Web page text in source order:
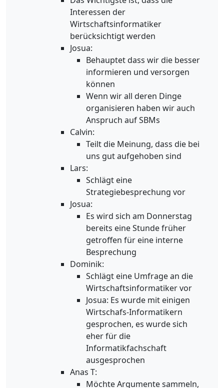
Interessen der
Wirtschaftsinformatiker
berücksichtigt werden
Josua:
Behauptet dass wir die besser
informieren und versorgen
können
Wenn wir all deren Dinge
organisieren haben wir auch
Anspruch auf SBMs
Calvin:
Teilt die Meinung, dass die bei
uns gut aufgehoben sind
Lars:
Schlägt eine
Strategiebesprechung vor
Josua:
Es wird sich am Donnerstag
bereits eine Stunde früher
getroffen für eine interne
Besprechung
Dominik:
Schlägt eine Umfrage an die
Wirtschaftsinformatiker vor
Josua: Es wurde mit einigen
Wirtschafs-Informatikern
gesprochen, es wurde sich
eher für die
Informatikfachschaft
ausgesprochen
Anas T:
Möchte Argumente sammeln,